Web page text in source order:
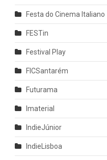
Festa do Cinema Italiano
FESTin
Festival Play
FICSantarém
Futurama
Imaterial
IndieJúnior
IndieLisboa